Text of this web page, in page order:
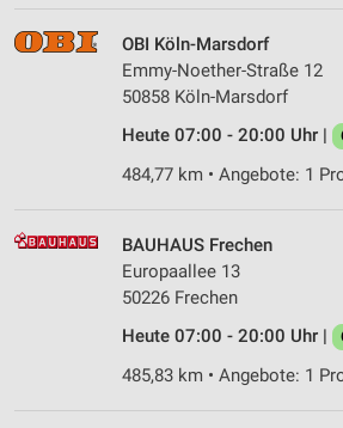
OBI Köln-Marsdorf
Emmy-Noether-Straße 12
50858 Köln-Marsdorf
Heute 07:00 - 20:00 Uhr |
484,77 km • Angebote: 1
BAUHAUS Frechen
Europaallee 13
50226 Frechen
Heute 07:00 - 20:00 Uhr |
485,83 km • Angebote: 1